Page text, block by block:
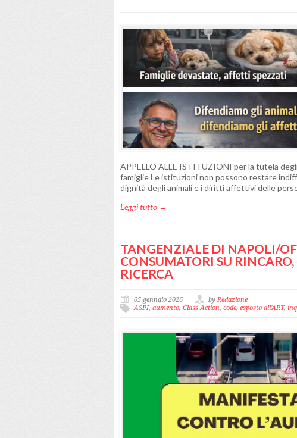
APPELLO ALLE ISTITUZIONI per la tutela
famiglie Le istituzioni non possono restare
dignità degli animali e i diritti affettivi delle
Leggi tutto →
TANGENZIALE DI NAPOLI/
CONSUMATORI SU
RICERCA
05 gennaio 2026 byRedazione
ASPI, aumento, Class Action, code, esposto all'ART,